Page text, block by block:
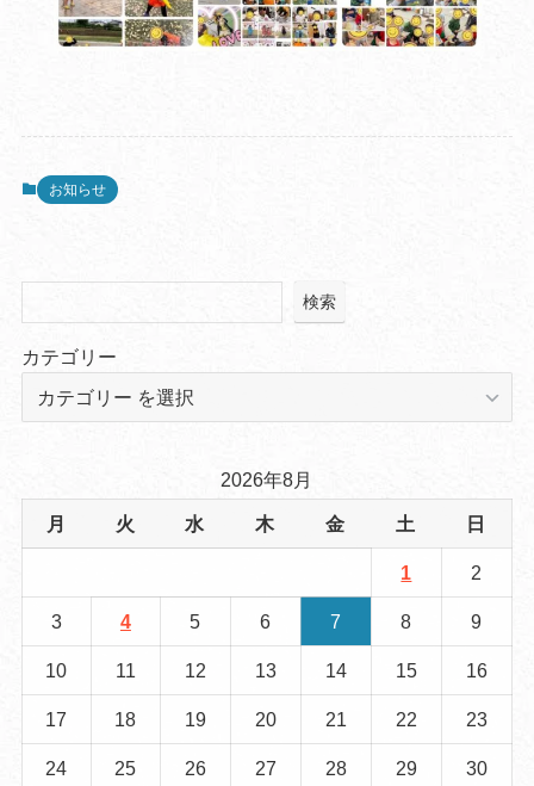
お知らせ
検索
カテゴリー
2026年8月
月 火 水 木 金 土 日
1 2
3 4 5 6 7 8 9
10 11 12 13 14 15 16
17 18 19 20 21 22 23
24 25 26 27 28 29 30